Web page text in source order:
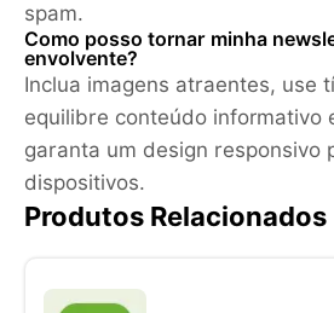
spam.
Como posso tornar minha
envolvente?
Inclua imagens atraentes, use
equilibre conteúdo informativo
garanta um design responsivo
dispositivos.
Produtos Relacionados